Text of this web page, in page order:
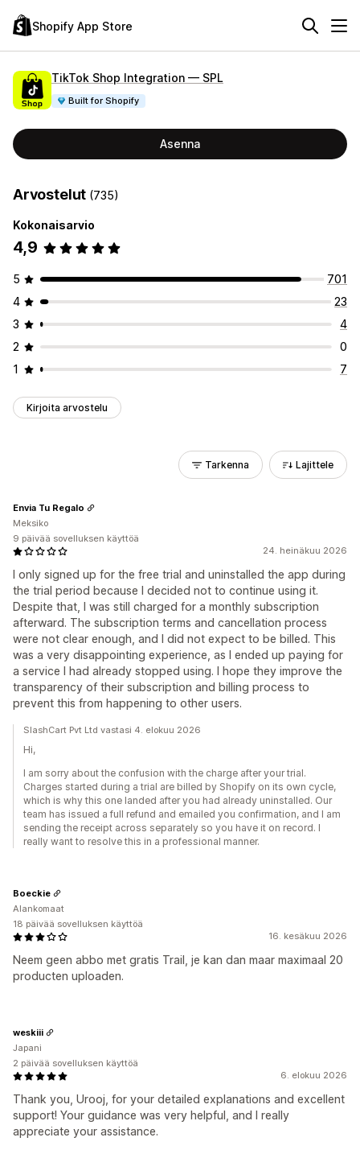
Shopify App Store
TikTok Shop Integration — SPL
Built for Shopify
Asenna
Arvostelut (735)
Kokonaisarvio
4,9
5
701
4
23
3
4
2
0
1
7
Kirjoita arvostelu
Tarkenna Lajittele
24. heinäkuu 2026
I only signed up for the free trial and uninstalled the app during
the trial period because I decided not to continue using it.
Despite that, I was still charged for a monthly subscription
afterward. The subscription terms and cancellation process
were not clear enough, and I did not expect to be billed. This
was a very disappointing experience, as I ended up paying for
a service I had already stopped using. I hope they improve the
transparency of their subscription and billing process to
prevent this from happening to other users.
Envia Tu Regalo
Meksiko
9 päivää sovelluksen käyttöä
SlashCart Pvt Ltd vastasi 4. elokuu 2026
Hi,
I am sorry about the confusion with the charge after your trial.
Charges started during a trial are billed by Shopify on its own cycle,
which is why this one landed after you had already uninstalled. Our
team has issued a full refund and emailed you confirmation, and I am
sending the receipt across separately so you have it on record. I
really want to resolve this in a professional manner.
16. kesäkuu 2026
Neem geen abbo met gratis Trail, je kan dan maar maximaal 20
producten uploaden.
Boeckie
Alankomaat
18 päivää sovelluksen käyttöä
6. elokuu 2026
Thank you, Urooj, for your detailed explanations and excellent
support! Your guidance was very helpful, and I really
appreciate your assistance.
weskiii
Japani
2 päivää sovelluksen käyttöä